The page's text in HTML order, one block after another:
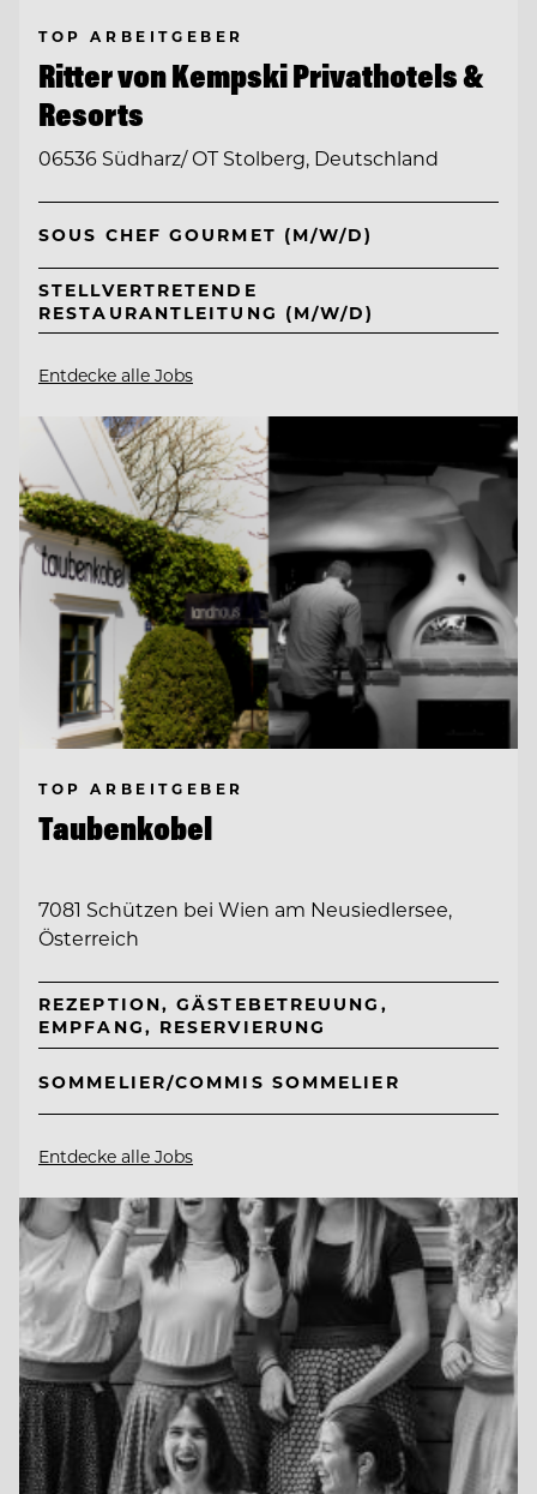
TOP ARBEITGEBER
Ritter von Kempski Privathotels &
Resorts
06536 Südharz/ OT Stolberg, Deutschland
SOUS CHEF GOURMET (M/W/D)
STELLVERTRETENDE
RESTAURANTLEITUNG (M/W/D)
Entdecke alle Jobs
TOP ARBEITGEBER
Taubenkobel
7081 Schützen bei Wien am Neusiedlersee,
Österreich
REZEPTION, GÄSTEBETREUUNG,
EMPFANG, RESERVIERUNG
SOMMELIER/COMMIS SOMMELIER
Entdecke alle Jobs